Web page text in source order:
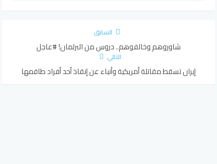
السابق
شاوروهم وخالفوهم.. دروس من البرلمان! #عاجل
التالي
إيران تسقط مقاتلة أمريكية وأنباء عن إنقاذ أحد أفراد طاقمها